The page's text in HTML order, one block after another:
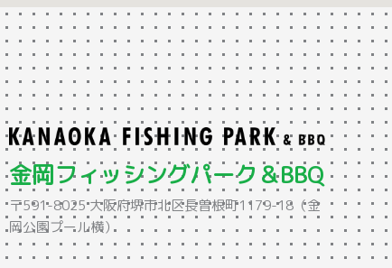
金岡フィッシングパーク＆BBQ
〒591-8025 大阪府堺市北区長曽根町1179-18（金
岡公園プール横）